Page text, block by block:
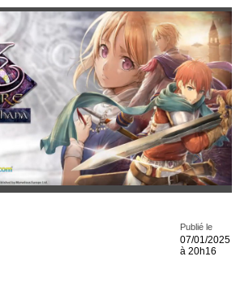
Publié le
07/01/2025
à 20h16